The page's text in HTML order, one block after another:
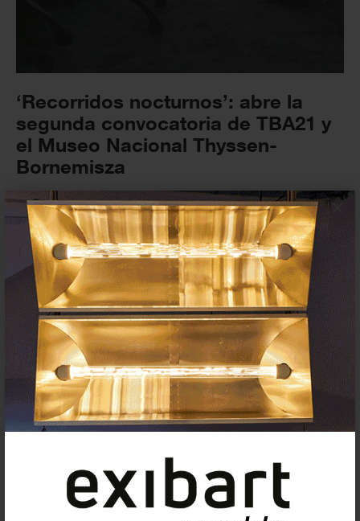
×
‘Recorridos nocturnos’: abre la
segunda convocatoria de TBA21 y
el Museo Nacional Thyssen-
Bornemisza
10 DICIEMBRE 2025 CONVOCATORIAS
Suscríbete a la newsletter
Insertar residencias